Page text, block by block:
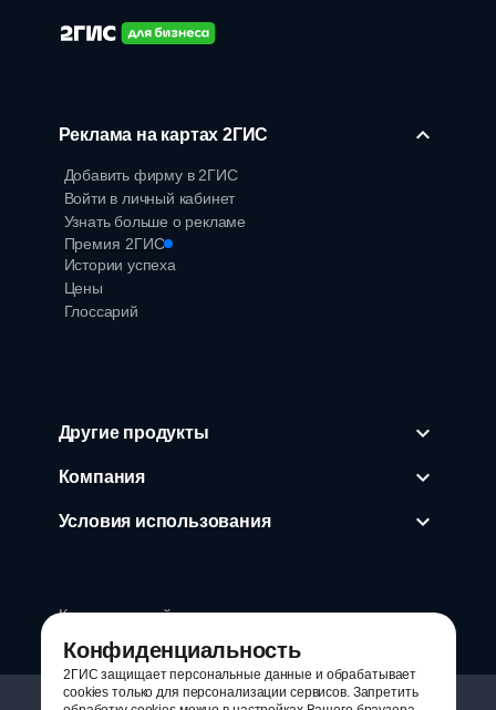
Реклама на картах 2ГИС
Добавить фирму в 2ГИС
Войти в личный кабинет
Узнать больше о рекламе
Премия 2ГИС
Истории успеха
Цены
Глоссарий
Другие продукты
Компания
Условия использования
Круглосуточный номер
8 800 200 36 00
Конфиденциальность
2ГИС защищает персональные данные и обрабатывает
cookies только для персонализации сервисов. Запретить